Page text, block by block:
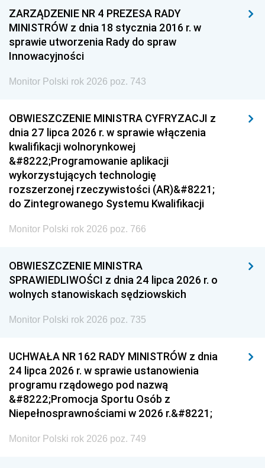
ZARZĄDZENIE NR 4 PREZESA RADY
MINISTRÓW z dnia 18 stycznia 2016 r. w
sprawie utworzenia Rady do spraw
Innowacyjności
Monitor Polski rok 2026 poz. 743
OBWIESZCZENIE MINISTRA CYFRYZACJI z
dnia 27 lipca 2026 r. w sprawie włączenia
kwalifikacji wolnorynkowej
&#8222;Programowanie aplikacji
wykorzystujących technologię
rozszerzonej rzeczywistości (AR)&#8221;
do Zintegrowanego Systemu Kwalifikacji
Monitor Polski rok 2026 poz. 766
OBWIESZCZENIE MINISTRA
SPRAWIEDLIWOŚCI z dnia 24 lipca 2026 r. o
wolnych stanowiskach sędziowskich
Monitor Polski rok 2026 poz. 735
UCHWAŁA NR 162 RADY MINISTRÓW z dnia
24 lipca 2026 r. w sprawie ustanowienia
programu rządowego pod nazwą
&#8222;Promocja Sportu Osób z
Niepełnosprawnościami w 2026 r.&#8221;
Monitor Polski rok 2026 poz. 749